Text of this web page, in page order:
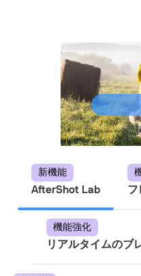
新機能
AfterShot Lab フ
機能強化
リアルタイムのブ